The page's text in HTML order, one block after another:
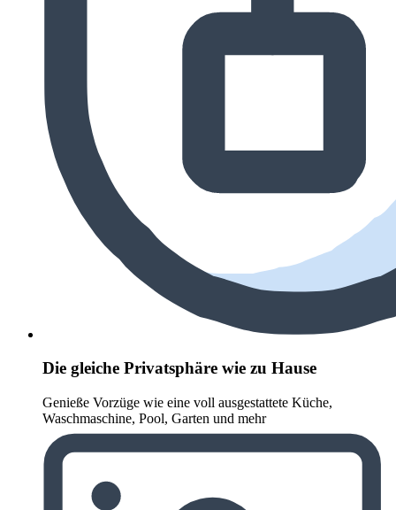
Die gleiche Privatsphäre wie zu Hause
Genieße Vorzüge wie eine voll ausgestattete Küche,
Waschmaschine, Pool, Garten und mehr